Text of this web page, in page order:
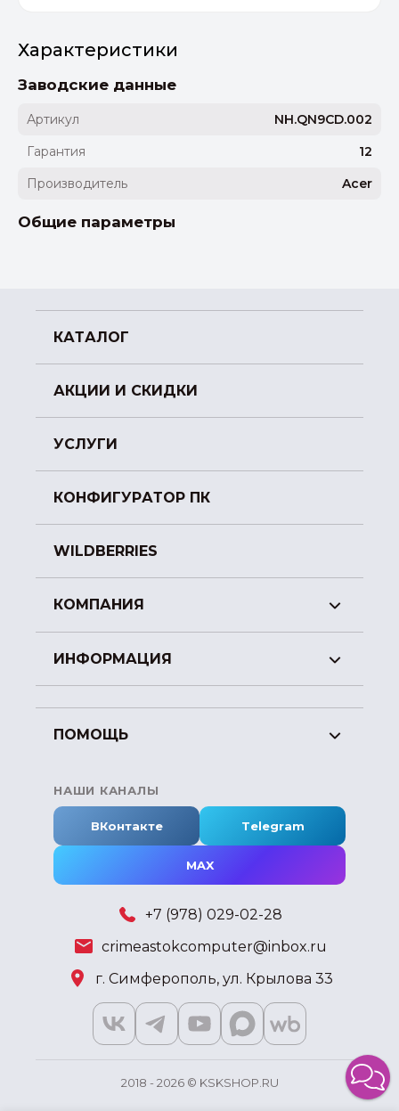
Характеристики
Заводские данные
Артикул
NH.QN9CD.002
Гарантия
12
Производитель
Acer
Общие параметры
КАТАЛОГ
АКЦИИ И СКИДКИ
УСЛУГИ
КОНФИГУРАТОР ПК
WILDBERRIES
КОМПАНИЯ
ИНФОРМАЦИЯ
ПОМОЩЬ
НАШИ КАНАЛЫ
ВКонтакте Telegram
MAX
+7 (978) 029-02-28
crimeastokcomputer@inbox.ru
г. Симферополь, ул. Крылова 33
2018 - 2026 © KSKSHOP.RU